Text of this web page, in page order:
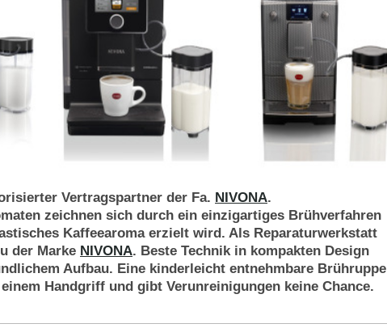
Vertragspartner der Fa. NIVONA.
zeichnen sich durch ein einzigartiges Brühverfahren
Kaffeearoma erzielt wird. Als Reparaturwerkstatt
der Marke NIVONA. Beste Technik in kompakten Design
Aufbau. Eine kinderleicht entnehmbare Brühruppe
Handgriff und gibt Verunreinigungen keine Chance.